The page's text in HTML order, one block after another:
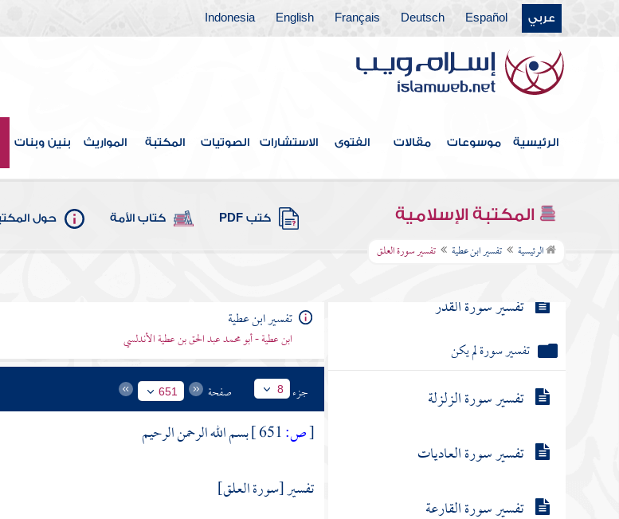
عربي Español
Deutsch
Français
English
Indonesia
الرئيسية موسوعات مقالات الفتوى الاستشارات الصوتيات المكتبة المواريث بنين وبنات
المكتبة الإسلامية كتب PDF كتاب الأمة حول
الرئيسية تفسير ابن عطية تفسير سورة العلق
تفسير سورة الليل
تفسير سورة الضحى
تفسير سورة الشرح
تفسير سورة العلق
تفسير سورة القدر
تفسير سورة لم يكن
تفسير سورة الزلزلة
تفسير سورة العاديات
تفسير سورة القارعة
تفسير ابن عطية
ابن عطية - أبو محمد عبد الحق بن عطية الأندلسي
جزء 8 صفحة 651
[ص:
بسم الله الرحمن الرحيم
تفسير [سورة العلق]